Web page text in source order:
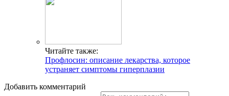
Читайте также:
Профлосин: описание лекарства, которое
устраняет симптомы гиперплазии
Добавить комментарий